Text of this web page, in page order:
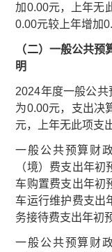
加0.00元，上年无
0.00元较上年增加
（二）一般公共
明
2024年度一般公共
为0.00元，支出决
元，上年无此项支
一般公共预算财
（境）费支出年
车购置费支出年初
车运行维护费支出
务接待费支出年初
一般公共预算财